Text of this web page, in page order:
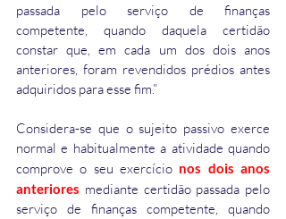
passada pelo serviço de finanças
competente, quando daquela certidão
constar que, em cada um dos dois anos
anteriores, foram revendidos prédios antes
adquiridos para esse fim.”
Considera-se que o sujeito passivo exerce
normal e habitualmente a atividade quando
comprove o seu exercício nos dois anos
anteriores mediante certidão passada pelo
serviço de finanças competente, quando